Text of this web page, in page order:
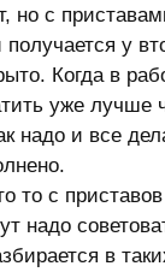
но с
получается у
Когда в
уже лучше
надо и все
то с
надо
в